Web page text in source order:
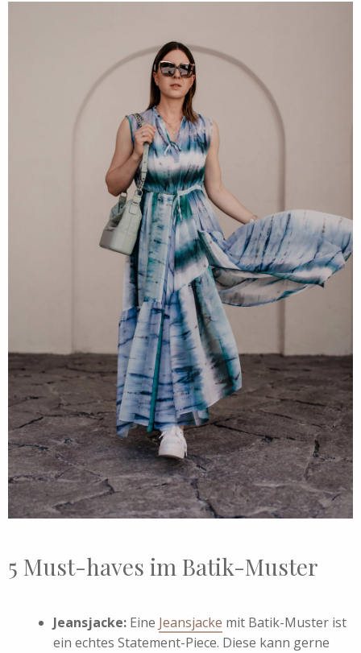
5 Must-haves im Batik-Muster
Jeansjacke: Eine Jeansjacke mit Batik-Muster ist
ein echtes Statement-Piece. Diese kann gerne